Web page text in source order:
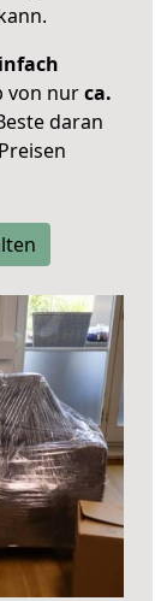
von nurca.
daran